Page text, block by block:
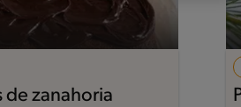
zanahoria